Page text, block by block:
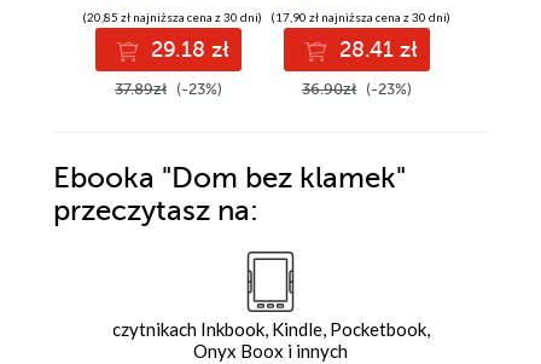
(20,85 zł najniższa cena z 30 dni)
29.18 zł
37.89zł (-23%)
(17,90 zł najniższa cena z 30 dni)
28.41 zł
36.90zł (-23%)
Ebooka "Dom bez klamek"
przeczytasz na:
czytnikach Inkbook, Kindle, Pocketbook,
Onyx Boox i innych